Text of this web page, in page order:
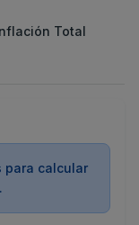
Total
para calcular